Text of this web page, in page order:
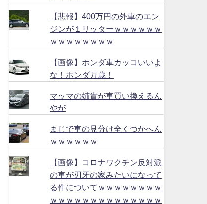
【悲報】400万円の外車のエン
ジンが１リッターｗｗｗｗｗｗ
ｗｗｗｗｗｗｗｗ
【画像】ホンダ車カッコいいよ
な！ホンダ万歳！
マッマの姉貴が車買い換えるん
やが
まじで車の見分け全くつかへん
ｗｗｗｗｗｗ
【画像】コロナワクチン反対派
の車が刃牙の家みたいになって
る件についてｗｗｗｗｗｗｗｗ
ｗｗｗｗｗｗｗｗｗｗｗｗｗｗ